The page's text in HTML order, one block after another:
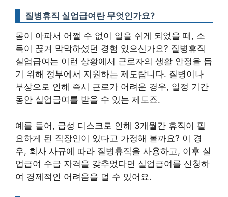
질병휴직 실업급여란 무엇인가요?
몸이 아파서 어쩔 수 없이 일을 쉬게 되었을 때, 소
득이 끊겨 막막하셨던 경험 있으신가요? 질병휴직
실업급여는 이런 상황에서 근로자의 생활 안정을 돕
기 위해 정부에서 지원하는 제도랍니다. 질병이나
부상으로 인해 즉시 근로가 어려운 경우, 일정 기간
동안 실업급여를 받을 수 있는 제도죠.
예를 들어, 급성 디스크로 인해 3개월간 휴직이 필
요하게 된 직장인이 있다고 가정해 볼까요? 이 경
우, 회사 사규에 따라 질병휴직을 사용하고, 이후 실
업급여 수급 자격을 갖추었다면 실업급여를 신청하
여 경제적인 어려움을 덜 수 있어요.